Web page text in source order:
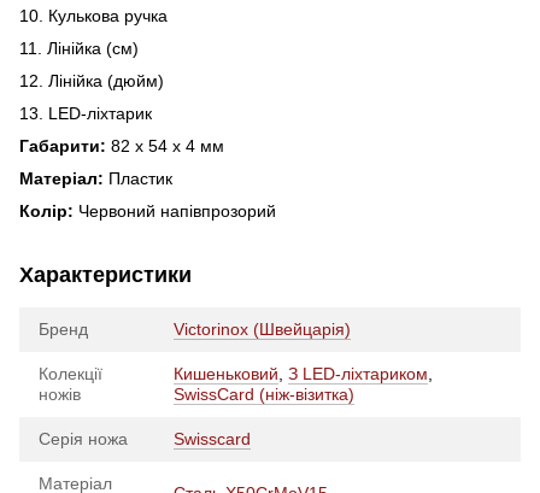
10. Кулькова ручка
11. Лінійка (см)
12. Лінійка (дюйм)
13. LED-ліхтарик
Габарити: 82 х 54 х 4 мм
Матеріал: Пластик
Колір: Червоний напівпрозорий
Характеристики
Бренд Victorinox (Швейцарія)
Колекції
ножів
Кишеньковий З LED-ліхтариком
SwissCard (ніж-візитка)
Серія ножа Swisscard
Матеріал